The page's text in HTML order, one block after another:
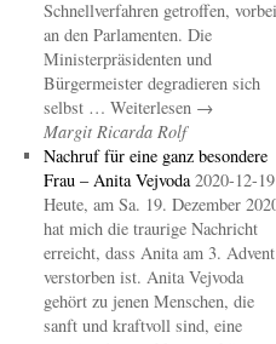
Schnellverfahren getroffen, vorbei
an den Parlamenten. Die
Ministerpräsidenten und
Bürgermeister degradieren sich
selbst … Weiterlesen →
Margit Ricarda Rolf
Nachruf für eine ganz besondere
Frau – Anita Vejvoda 2020-12-19
Heute, am Sa. 19. Dezember
hat mich die traurige Nachricht
erreicht, dass Anita am 3. Advent
verstorben ist. Anita Vejvoda
gehört zu jenen Menschen, die
sanft und kraftvoll sind, eine